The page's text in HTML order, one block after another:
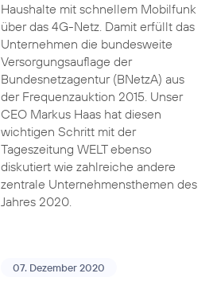
Haushalte mit schnellem Mobilfunk
über das 4G-Netz. Damit erfüllt das
Unternehmen die bundesweite
Versorgungsauflage der
Bundesnetzagentur (BNetzA) aus
der Frequenzauktion 2015. Unser
CEO Markus Haas hat diesen
wichtigen Schritt mit der
Tageszeitung WELT ebenso
diskutiert wie zahlreiche andere
zentrale Unternehmensthemen des
Jahres 2020.
07. Dezember 2020